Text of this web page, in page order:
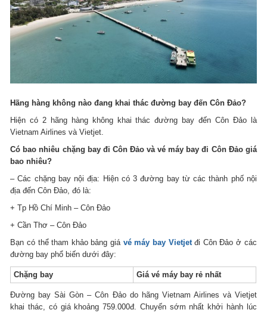
Hãng hàng không nào đang khai thác đường bay đến Côn Đảo?
Hiện có 2 hãng hàng không khai thác đường bay đến Côn Đảo là
Vietnam Airlines và Vietjet.
Có bao nhiêu chặng bay đi Côn Đảo và vé máy bay đi Côn Đảo giá
bao nhiêu?
– Các chặng bay nội địa: Hiện có 3 đường bay từ các thành phố nội
địa đến Côn Đảo, đó là:
+ Tp Hồ Chí Minh – Côn Đảo
+ Cần Thơ – Côn Đảo
Bạn có thể tham khảo bảng giá vé máy bay Vietjetđi Côn Đảo ở các
đường bay phổ biến dưới đây:
Chặng bay Giá vé máy bay rẻ nhất
Đường bay Sài Gòn – Côn Đảo do hãng Vietnam Airlines và Vietjet
khai thác, có giá khoảng 759.000đ. Chuyến sớm nhất khởi hành lúc